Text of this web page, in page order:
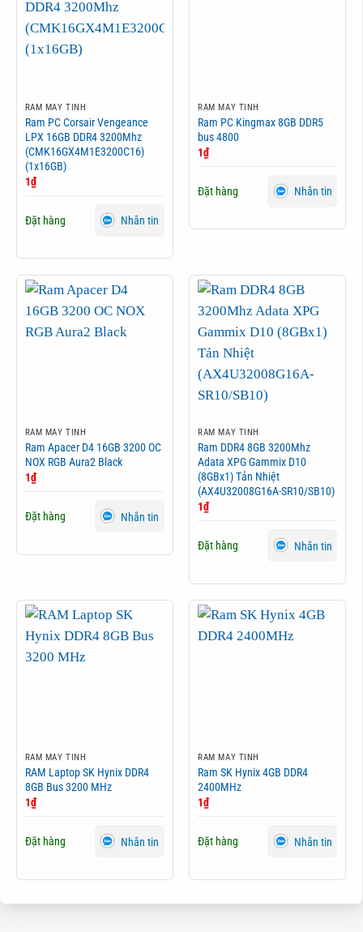
RAM MÁY TÍNH
Ram PC Corsair Vengeance
LPX 16GB DDR4 3200Mhz
(CMK16GX4M1E3200C16)
(1x16GB)
1₫
Đặt hàng Nhắn tin
RAM MÁY TÍNH
Ram PC Kingmax 8GB DDR5
bus 4800
1₫
Đặt hàng Nhắn tin
RAM MÁY TÍNH
Ram Apacer D4 16GB 3200 OC
NOX RGB Aura2 Black
1₫
Đặt hàng Nhắn tin
RAM MÁY TÍNH
Ram DDR4 8GB 3200Mhz
Adata XPG Gammix D10
(8GBx1) Tản Nhiệt
(AX4U32008G16A-SR10/SB10)
1₫
Đặt hàng Nhắn tin
RAM MÁY TÍNH
RAM Laptop SK Hynix DDR4
8GB Bus 3200 MHz
1₫
Đặt hàng Nhắn tin
RAM MÁY TÍNH
Ram SK Hynix 4GB DDR4
2400MHz
1₫
Đặt hàng Nhắn tin